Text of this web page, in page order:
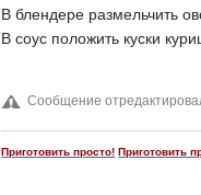
В блендере размельчить
В соус положить куски
Сообщение
Приготовить просто! Приготовить